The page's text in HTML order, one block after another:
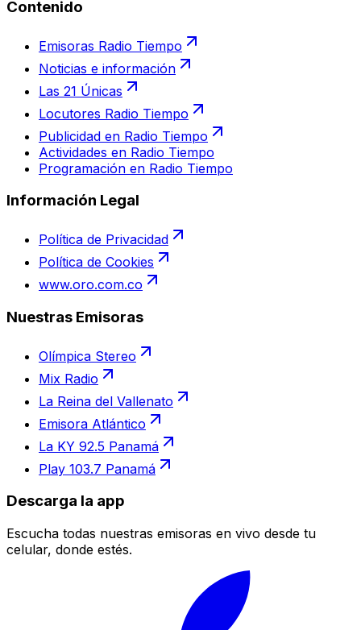
Contenido
Emisoras Radio Tiempo
Noticias e información
Las 21 Únicas
Locutores Radio Tiempo
Publicidad en Radio Tiempo
Actividades en Radio Tiempo
Programación en Radio Tiempo
Información Legal
Política de Privacidad
Política de Cookies
www.oro.com.co
Nuestras Emisoras
Olímpica Stereo
Mix Radio
La Reina del Vallenato
Emisora Atlántico
La KY 92.5 Panamá
Play 103.7 Panamá
Descarga la app
Escucha todas nuestras emisoras en vivo desde tu
celular, donde estés.